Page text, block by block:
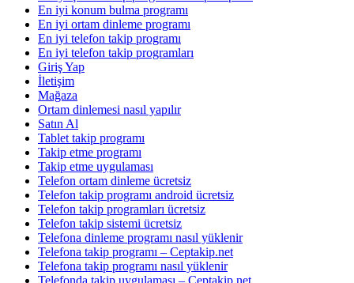
En iyi konum bulma programı
En iyi ortam dinleme programı
En iyi telefon takip programı
En iyi telefon takip programları
Giriş Yap
İletişim
Mağaza
Ortam dinlemesi nasıl yapılır
Satın Al
Tablet takip programı
Takip etme programı
Takip etme uygulaması
Telefon ortam dinleme ücretsiz
Telefon takip programı android ücretsiz
Telefon takip programları ücretsiz
Telefon takip sistemi ücretsiz
Telefona dinleme programı nasıl yüklenir
Telefona takip programı – Ceptakip.net
Telefona takip programı nasıl yüklenir
Telefonda takip uygulaması – Ceptakip.net